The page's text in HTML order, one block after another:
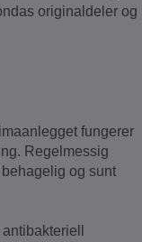
originaldeler og
fungerer
Regelmessig
og sunt